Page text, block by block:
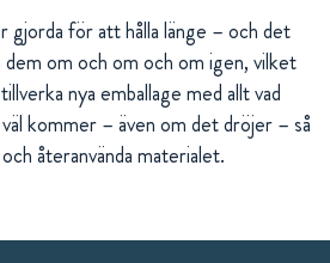
gjorda för att hålla länge – och det
dem om och om och om igen, vilket
nya emballage med allt vad
kommer – även om det dröjer – så
återanvända materialet.